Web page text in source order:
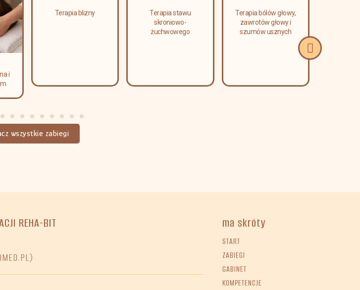
i
Terapia blizny
Terapia stawu
skroniowo-
żuchwowego
Terapia bólów głowy,
zawrotów głowy i
szumów usznych
wszystkie zabiegi
REHA-BIT ma skróty
START
ZABIEGI
GABINET
KOMPETENCJE